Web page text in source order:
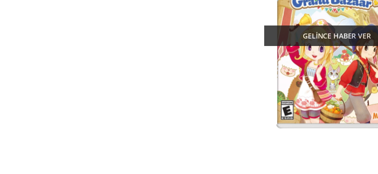
GELİNCE HABER VER